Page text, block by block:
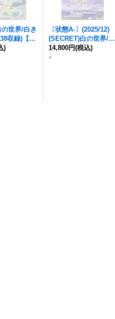
の世界/白き
収録)【転
TX02a/B
《白》
)
〔状態A-〕(2025/12)
(SECRET)白の世界/白
き機神【CP-SEC】{B
S73-TCP04a/BS73-TC
14,800円(税込)
×